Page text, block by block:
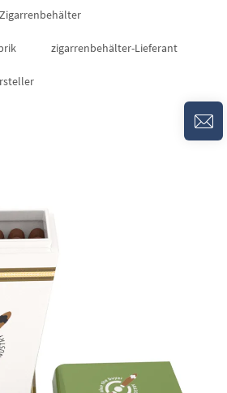
zigarrenbehälter-Lieferant